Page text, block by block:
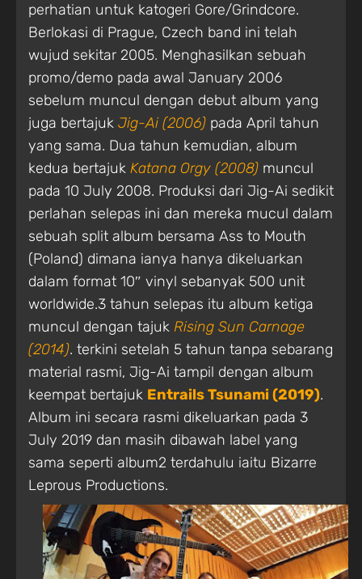
perhatian untuk katogeri Gore/Grindcore.
Berlokasi di Prague, Czech band ini telah
wujud sekitar 2005. Menghasilkan sebuah
promo/demo pada awal January 2006
sebelum muncul dengan debut album yang
juga bertajuk Jig-Ai (2006) pada April tahun
yang sama. Dua tahun kemudian, album
kedua bertajuk Katana Orgy (2008) muncul
pada 10 July 2008. Produksi dari Jig-Ai sedikit
perlahan selepas ini dan mereka mucul dalam
sebuah split album bersama Ass to Mouth
(Poland) dimana ianya hanya dikeluarkan
dalam format 10″ vinyl sebanyak 500 unit
worldwide.3 tahun selepas itu album ketiga
muncul dengan tajuk Rising Sun Carnage
(2014). terkini setelah 5 tahun tanpa sebarang
material rasmi, Jig-Ai tampil dengan album
keempat bertajuk Entrails Tsunami (2019).
Album ini secara rasmi dikeluarkan pada 3
July 2019 dan masih dibawah label yang
sama seperti album2 terdahulu iaitu Bizarre
Leprous Productions.